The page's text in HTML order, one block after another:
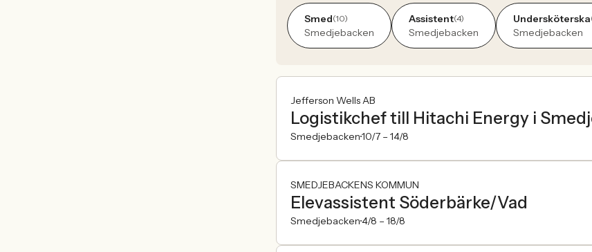
Smed(10)
Smedjebacken
Assistent(4)
Smedjebacken
Undersköterska
Smedjebacken
Jefferson Wells AB
Logistikchef till Hitachi Energy i
Smedjebacken10/7 – 14/8
SMEDJEBACKENS KOMMUN
Elevassistent Söderbärke/Vad
Smedjebacken4/8 – 18/8